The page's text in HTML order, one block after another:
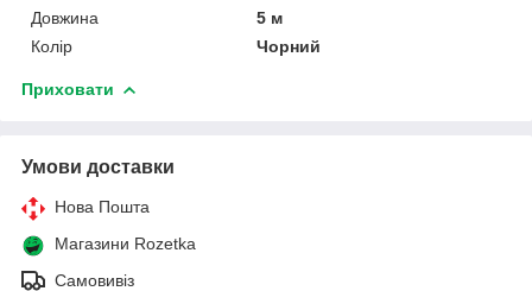
Довжина
5 м
Колір
Чорний
Приховати
Умови доставки
Нова Пошта
Магазини Rozetka
Самовивіз